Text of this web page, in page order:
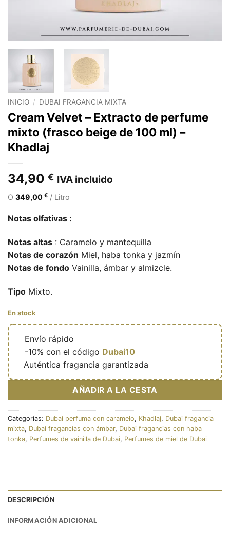
INICIO / DUBAI FRAGANCIA MIXTA
Cream Velvet – Extracto de perfume
mixto (frasco beige de 100 ml) –
Khadlaj
34,90 € IVA incluido
O 349,00 € / Litro
Notas olfativas :
Notas altas : Caramelo y mantequilla
Notas de corazón Miel, haba tonka y jazmín
Notas de fondo Vainilla, ámbar y almizcle.
Tipo Mixto.
En stock
Envío rápido
-10% con el código Dubai10
Auténtica fragancia garantizada
AÑADIR A LA CESTA
Categorías: Dubai perfuma con caramelo, Khadlaj, Dubai fragancia
mixta, Dubai fragancias con ámbar, Dubai fragancias con haba
tonka, Perfumes de vainilla de Dubai, Perfumes de miel de Dubai
DESCRIPCIÓN
INFORMACIÓN ADICIONAL